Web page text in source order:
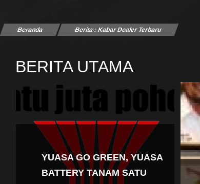
Beranda Berita : Kabar Dealer Terbaru
BERITA UTAMA
YUASA GO GREEN, YUASA
BATTERY TANAM SATU